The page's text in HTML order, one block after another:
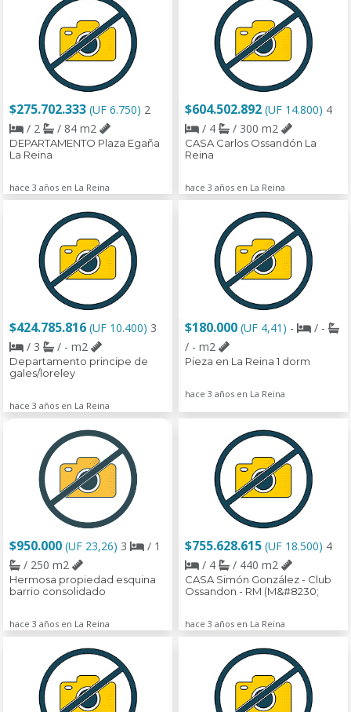
$275.702.333 (UF 6.750) 2
/ 2
/ 84 m2
DEPARTAMENTO Plaza Egaña
La Reina
hace 3 años en La Reina
$604.502.892 (UF 14.800) 4
/ 4
/ 300 m2
CASA Carlos Ossandón La
Reina
hace 3 años en La Reina
$424.785.816 (UF 10.400) 3
/ 3
/ - m2
Departamento principe de
gales/loreley
hace 3 años en La Reina
$180.000 (UF 4,41) -
/ -
/ - m2
Pieza en La Reina 1 dorm
hace 3 años en La Reina
$950.000 (UF 23,26) 3
/ 1
/ 250 m2
Hermosa propiedad esquina
barrio consolidado
hace 3 años en La Reina
$755.628.615 (UF 18.500) 4
/ 4
/ 440 m2
CASA Simón González - Club
Ossandon - RM (M&#8230;
hace 3 años en La Reina